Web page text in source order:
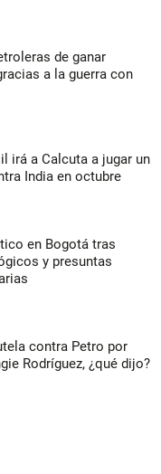
de ganar
a la guerra con
irá a Calcuta a jugar un
India en octubre
en Bogotá tras
y presuntas
contra Petro por
Rodríguez, ¿qué dijo?